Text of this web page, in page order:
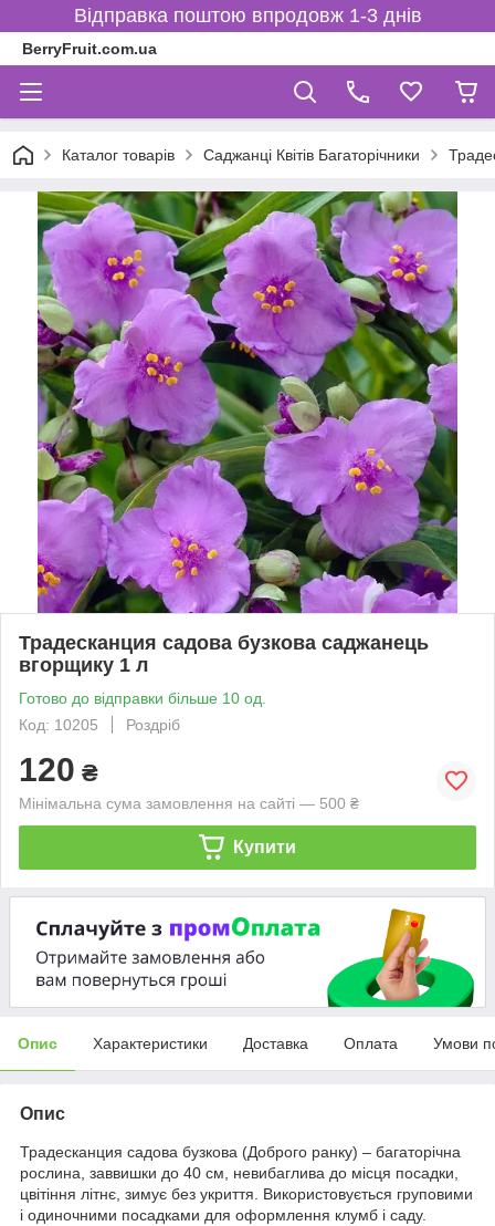
Відправка поштою впродовж 1-3 днів
BerryFruit.com.ua
Каталог товарів Саджанці Квітів Багаторічники
Традесканция садова бузкова саджанець
вгорщику 1 л
Готово до відправки більше 10 од.
Код: 10205
Роздріб
120 ₴
Мінімальна сума замовлення на сайті — 500 ₴
Купити
Опис Характеристики Доставка Оплата Умови
Опис
Традесканция садова бузкова (Доброго ранку) – багаторічна
рослина, заввишки до 40 см, невибаглива до місця посадки,
цвітіння літнє, зимує без укриття. Використовується груповими
і одиночними посадками для оформлення клумб і саду.